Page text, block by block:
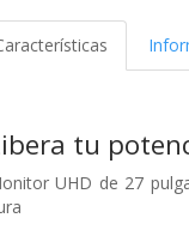
tu
UHD de 27